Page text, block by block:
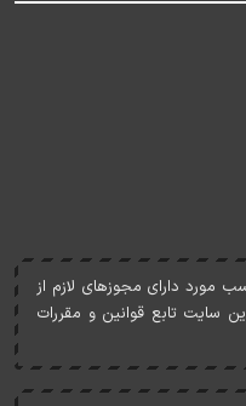
مورد دارای مجوزهای لازم از
سايت تابع قوانين و مقررات